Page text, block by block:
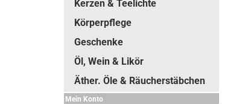
Kerzen & Teelichte
Körperpflege
Geschenke
Öl, Wein & Likör
Äther. Öle & Räucherstäbchen
Mein Konto